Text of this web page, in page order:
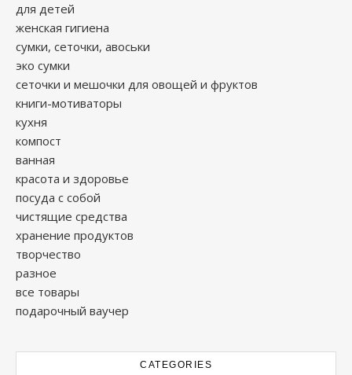
для детей
женская гигиена
сумки, сеточки, авоськи
эко сумки
сеточки и мешочки для овощей и фруктов
книги-мотиваторы
кухня
компост
ванная
красота и здоровье
посуда с собой
чистящие средства
хранение продуктов
творчество
разное
все товары
подарочный ваучер
CATEGORIES